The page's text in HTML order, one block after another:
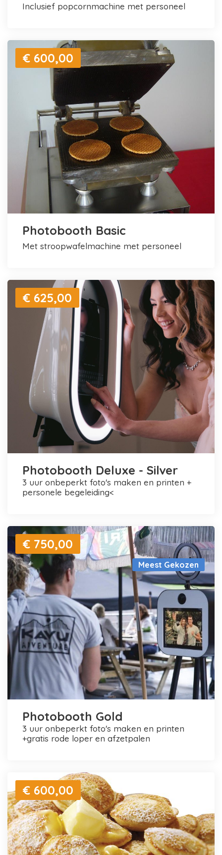
inclusief popcornmachine met personeel
€ 600,00
Photobooth Basic
met stroopwafelmachine met personeel
€ 625,00
Photobooth Deluxe - Silver
3 uur onbeperkt foto's maken en printen +
personele begeleiding<
Meest Gekozen
€ 750,00
Photobooth Gold
3 uur onbeperkt foto's maken en printen
+gratis rode loper en afzetpalen
€ 600,00